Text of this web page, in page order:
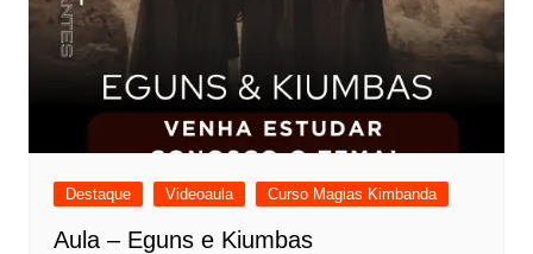
Destaque Videoaula Curso Magias Kimbanda
Aula – Eguns e Kiumbas